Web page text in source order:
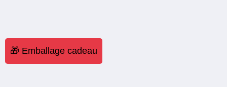
🎁 Emballage cadeau